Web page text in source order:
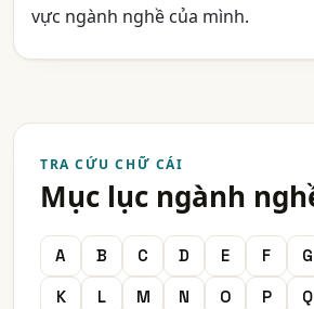
vực ngành nghề của mình.
TRA CỨU CHỮ CÁI
Mục lục ngành
A B C D E F G
K
L M N O P Q